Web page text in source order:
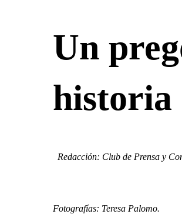
Un
historia
Redacción: Club de Prensa y
Fotografías: Teresa Palomo.